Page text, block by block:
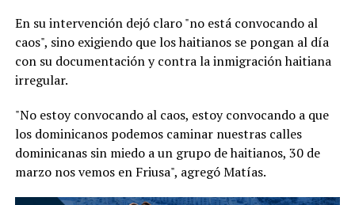
En su intervención dejó claro "no está convocando al
caos", sino exigiendo que los haitianos se pongan al día
con su documentación y contra la inmigración haitiana
irregular.
"No estoy convocando al caos, estoy convocando a que
los dominicanos podemos caminar nuestras calles
dominicanas sin miedo a un grupo de haitianos, 30 de
marzo nos vemos en Friusa", agregó Matías.